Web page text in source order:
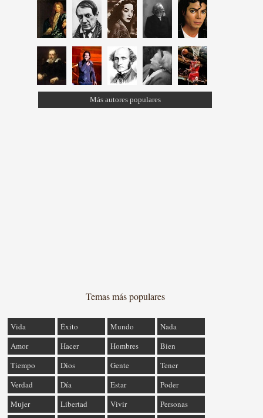
Más autores populares
Temas más populares
Vida Éxito Mundo
Nada
Amor
Hacer Hombres
Bien
Tiempo
Dios Gente
Tener
Verdad
Día Estar
Poder
Mujer
Libertad Vivir Personas